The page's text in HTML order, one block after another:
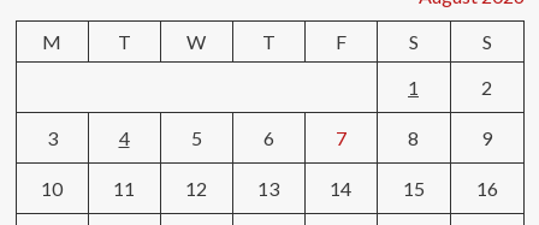
M
T W T F S
S
1
2
3 4 5 6 7 8 9
10 11 12 13 14 15 16